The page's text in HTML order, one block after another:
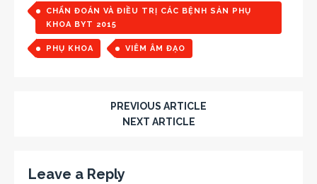
CHẨN ĐOÁN VÀ ĐIỀU TRỊ CÁC BỆNH SẢN PHỤ
KHOA BYT 2015
PHỤ KHOA VIÊM ÂM ĐẠO
PREVIOUS ARTICLE
NEXT ARTICLE
Leave a Reply